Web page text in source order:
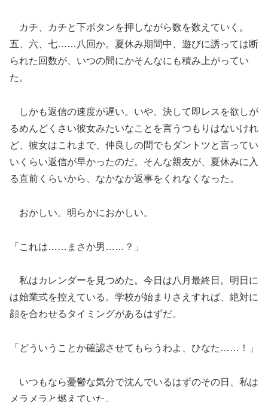
カチ、カチと下ボタンを押しながら数を数えていく。
五、六、七……八回か。夏休み期間中、遊びに誘っては断
られた回数が、いつの間にかそんなにも積み上がってい
た。
しかも返信の速度が遅い。いや、決して即レスを欲しが
るめんどくさい彼女みたいなことを言うつもりはないけれ
ど、彼女はこれまで、仲良しの間でもダントツと言ってい
いくらい返信が早かったのだ。そんな親友が、夏休みに入
る直前くらいから、なかなか返事をくれなくなった。
おかしい。明らかにおかしい。
「これは……まさか男……？」
私はカレンダーを見つめた。今日は八月最終日。明日に
は始業式を控えている。学校が始まりさえすれば、絶対に
顔を合わせるタイミングがあるはずだ。
「どういうことか確認させてもらうわよ、ひなた……！」
いつもなら憂鬱な気分で沈んでいるはずのその日、私は
メラメラと燃えていた。